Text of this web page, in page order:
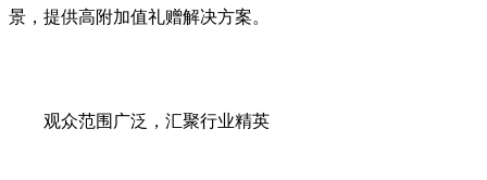
景，提供高附加值礼赠解决方案。
观众范围广泛，汇聚行业精英